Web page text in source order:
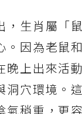
，生肖屬「
。因為老鼠
晚上出來活
洞穴環境。
氣稍重，更